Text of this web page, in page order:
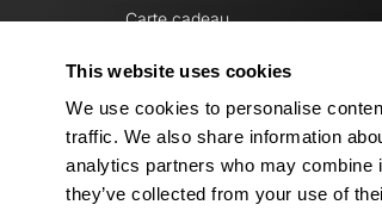
This website uses cookies
We use cookies to personalise
traffic. We also share information
analytics partners who may combine
they’ve collected from your use of
Carte cadeau